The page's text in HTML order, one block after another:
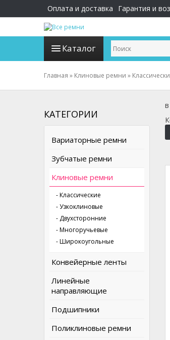
Оплата и доставка Гарантия и
Каталог
Главная » Клиновые ремни »
КАТЕГОРИИ
Вариаторные ремни
Зубчатые ремни
Клиновые ремни
- Классические
- Узкоклиновые
- Двухсторонние
- Многоручьевые
- Широкоугольные
Конвейерные ленты
Линейные
направляющие
Подшипники
Поликлиновые ремни